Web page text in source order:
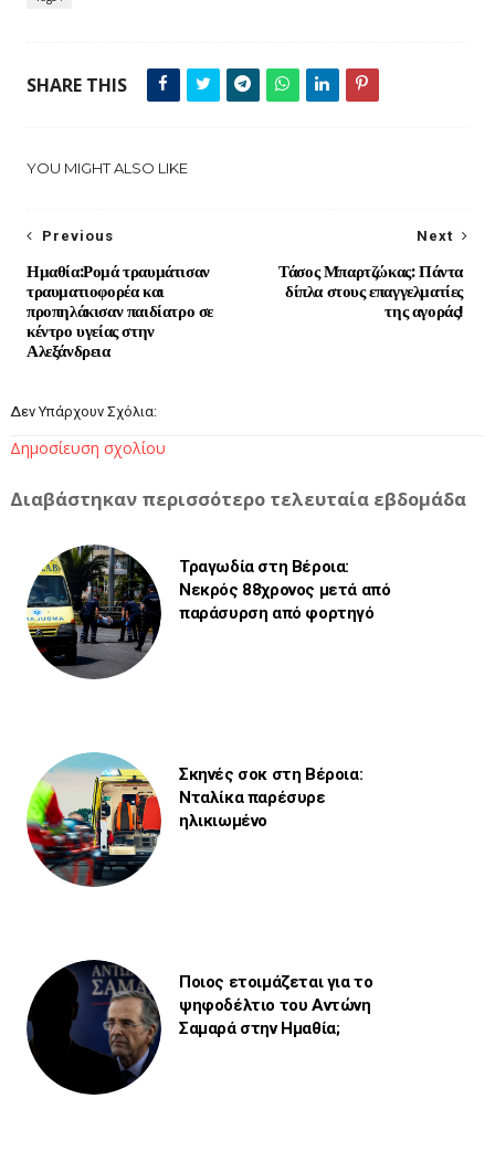
SHARE THIS
YOU MIGHT ALSO LIKE
Next
Τάσος Μπαρτζώκας: Πάντα
δίπλα στους επαγγελματίες
της αγοράς!
Previous
Ημαθία:Ρομά τραυμάτισαν
τραυματιοφορέα και
προπηλάκισαν παιδίατρο σε
κέντρο υγείας στην
Αλεξάνδρεια
Δεν Υπάρχουν Σχόλια:
Δημοσίευση σχολίου
Διαβάστηκαν περισσότερο τελευταία εβδομάδα
Τραγωδία στη Βέροια:
Νεκρός 88χρονος μετά από
παράσυρση από φορτηγό
Σκηνές σοκ στη Βέροια:
Νταλίκα παρέσυρε
ηλικιωμένο
Ποιος ετοιμάζεται για το
ψηφοδέλτιο του Αντώνη
Σαμαρά στην Ημαθία;